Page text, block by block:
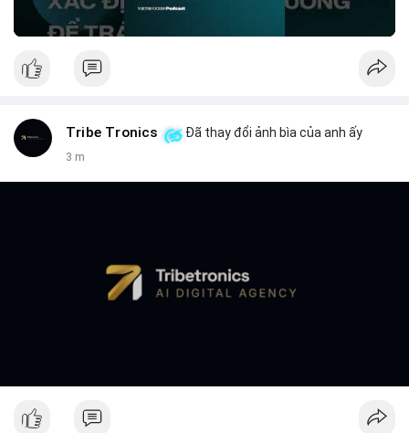
Tribe Tronics Đã thay đổi ảnh bìa của anh ấy
3 m